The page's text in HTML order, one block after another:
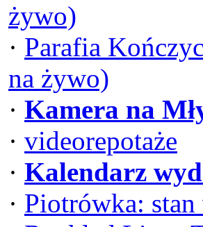
żywo)
· Parafia
na żywo)
· Kamera na
· videorepotaże
· Kalendarz
· Piotrówka: